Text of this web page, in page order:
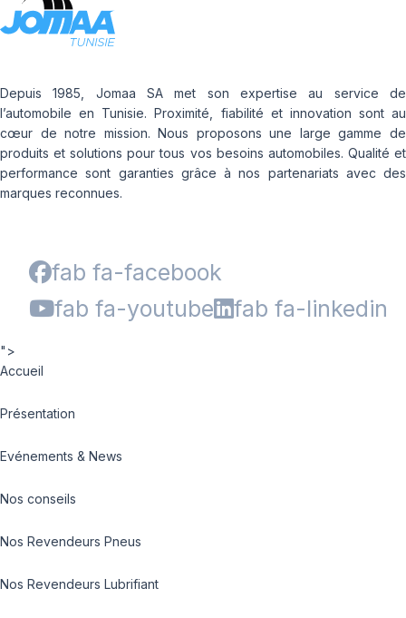
Depuis 1985, Jomaa SA met son expertise au service de
l’automobile en Tunisie. Proximité, fiabilité et innovation sont au
cœur de notre mission. Nous proposons une large gamme de
produits et solutions pour tous vos besoins automobiles. Qualité et
performance sont garanties grâce à nos partenariats avec des
marques reconnues.
fab fa-facebook
fab fa-youtube
fab fa-linkedin
">
Accueil
Présentation
Evénements & News
Nos conseils
Nos Revendeurs Pneus
Nos Revendeurs Lubrifiant